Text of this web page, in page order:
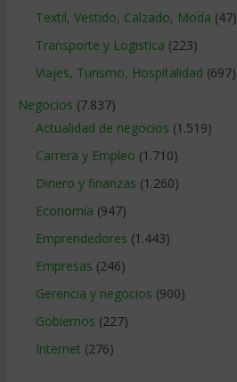
Textil, Vestido, Calzado, Moda (47)
Transporte y Logistica (223)
Viajes, Turismo, Hospitalidad (697)
Negocios (7.837)
Actualidad de negocios (1.519)
Carrera y Empleo (1.710)
Dinero y finanzas (1.260)
Economía (947)
Emprendedores (1.443)
Empresas (246)
Gerencia y negocios (900)
Gobiernos (227)
Internet (276)